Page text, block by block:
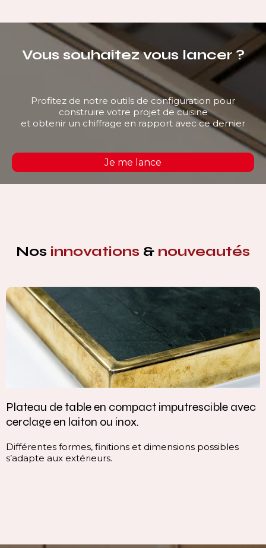
Vous souhaitez vous lancer ?
Profitez de notre outils de configuration pour
construire votre projet de cuisine
et obtenir un chiffrage en rapport avec ce dernier
Je me lance
Nos innovations & nouveautés
Plateau de table en compact imputrescible avec
cerclage en laiton ou inox.
Différentes formes, finitions et dimensions possibles
s’adapte aux extérieurs.